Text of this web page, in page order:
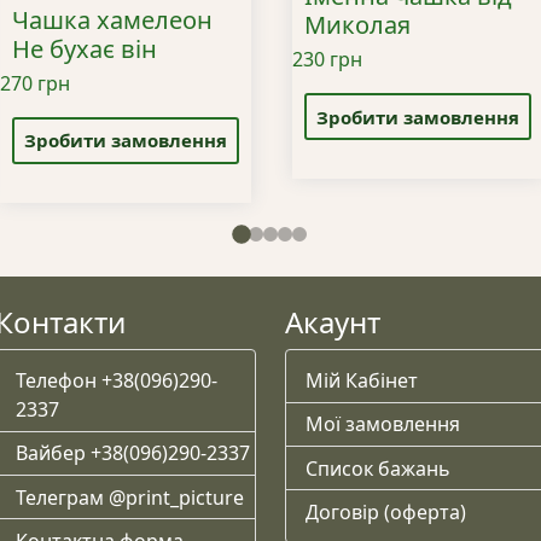
Чашка хамелеон
Не бухає він
відпочиває
270 грн
Зробити замовлення
Цей
товар
має
можна
вибрати
на
сторінці
товару
Миколая
230 грн
Зробити замовлення
Цей
товар
має
Параметри
на
сторінці
товару
Телефон +38(096)290-
2337
Вайбер +38(096)290-2337
Телеграм @print_picture
Акаунт
Мій Кабінет
Мої замовлення
Список бажань
Договір (оферта)